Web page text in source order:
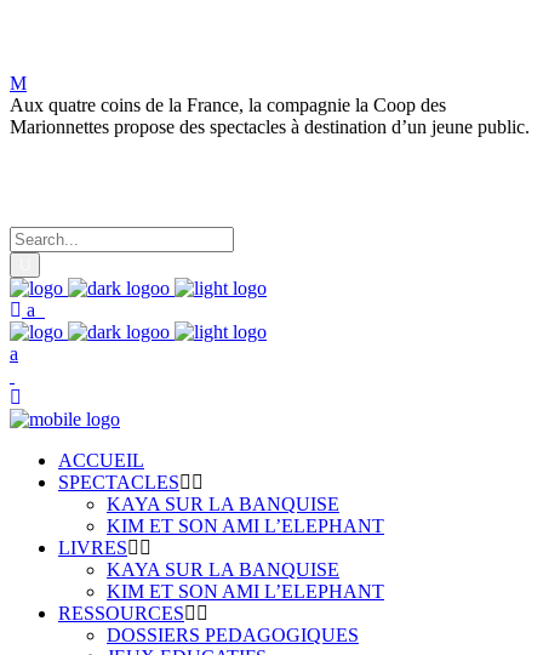
Aux quatre coins de la France, la compagnie la Coop des
Marionnettes propose des spectacles à destination d’un jeune public.
ACCUEIL
SPECTACLES
KAYA SUR LA BANQUISE
KIM ET SON AMI L’ELEPHANT
LIVRES
KAYA SUR LA BANQUISE
KIM ET SON AMI L’ELEPHANT
RESSOURCES
DOSSIERS PEDAGOGIQUES